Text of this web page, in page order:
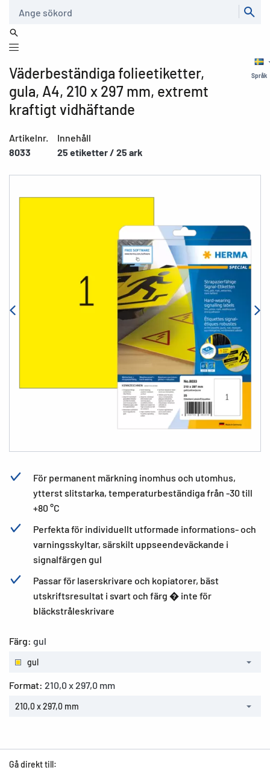
Språk
Väderbeständiga folieetiketter,
gula, A4, 210 x 297 mm, extremt
kraftigt vidhäftande
Artikelnr.
8033
Innehåll
25 etiketter / 25 ark
För permanent märkning inomhus och utomhus,
ytterst slitstarka, temperaturbeständiga från -30 till
+80 °C
Perfekta för individuellt utformade informations- och
varningsskyltar, särskilt uppseendeväckande i
signalfärgen gul
Passar för laserskrivare och kopiatorer, bäst
utskriftsresultat i svart och färg � inte för
bläckstråleskrivare
Färg: gul
gul
Format: 210,0 x 297,0 mm
210,0 x 297,0 mm
Gå direkt till: